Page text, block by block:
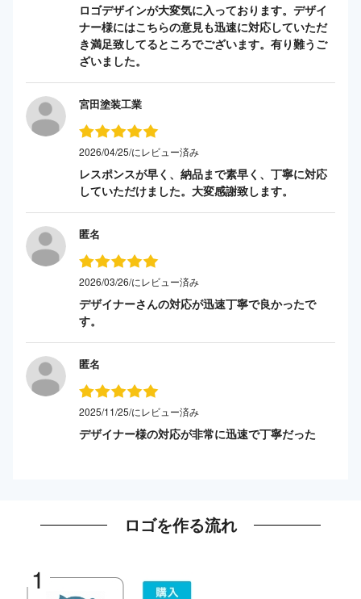
ロゴデザインが大変気に入っております。デザイ
ナー様にはこちらの意見も迅速に対応していただ
き満足致してるところでございます。有り難うご
ざいました。
宮田塗装工業
2026/04/25/にレビュー済み
レスポンスが早く、納品まで素早く、丁寧に対応
していただけました。大変感謝致します。
匿名
2026/03/26/にレビュー済み
デザイナーさんの対応が迅速丁寧で良かったで
す。
匿名
2025/11/25/にレビュー済み
デザイナー様の対応が非常に迅速で丁寧だった
ロゴを作る流れ